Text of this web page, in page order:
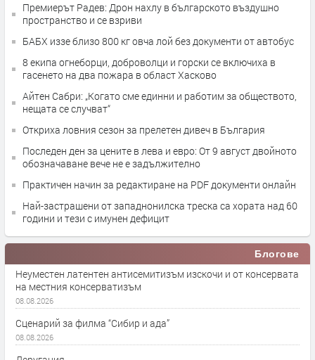
Премиерът Радев: Дрон нахлу в българското въздушно
пространство и се взриви
БАБХ иззе близо 800 кг овча лой без документи от автобус
8 екипа огнеборци, доброволци и горски се включиха в
гасенето на два пожара в област Хасково
Айтен Сабри: „Когато сме единни и работим за обществото,
нещата се случват“
Откриха ловния сезон за прелетен дивеч в България
Последен ден за цените в лева и евро: От 9 август двойното
обозначаване вече не е задължително
Практичен начин за редактиране на PDF документи онлайн
Най-застрашени от западнонилска треска са хората над 60
години и тези с имунен дефицит
Блогове
Неуместен латентен антисемитизъм изскочи и от консервата
на местния консерватизъм
08.08.2026
Сценарий за филма “Сибир и ада”
08.08.2026